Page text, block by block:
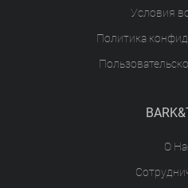
Условия
Политика
О